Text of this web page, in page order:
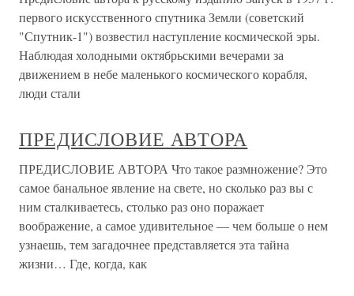
первого искусственного спутника Земли (советский
"Спутник-1") возвестил наступление космической эры.
Наблюдая холодными октябрьскими вечерами за
движением в небе маленького космического корабля,
люди стали
ПРЕДИСЛОВИЕ АВТОРА
ПРЕДИСЛОВИЕ АВТОРА Что такое размножение? Это
самое банальное явление на свете, но сколько раз вы с
ним сталкиваетесь, столько раз оно поражает
воображение, а самое удивительное — чем больше о нем
узнаешь, тем загадочнее представляется эта тайна
жизни… Где, когда, как